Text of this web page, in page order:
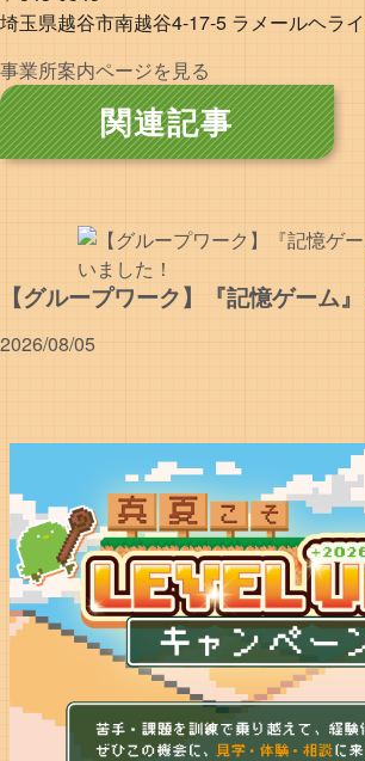
埼玉県越谷市南越谷4-17-5 ラメールヘラ
事業所案内ページを見る
関連記事
【グループワーク】『記憶ゲーム
2026/08/05